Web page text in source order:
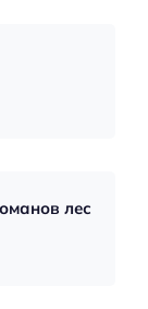
лес